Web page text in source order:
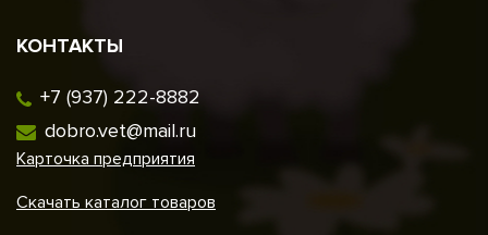
КОНТАКТЫ
+7 (937) 222-8882
dobro.vet@mail.ru
Карточка предприятия
Скачать каталог товаров